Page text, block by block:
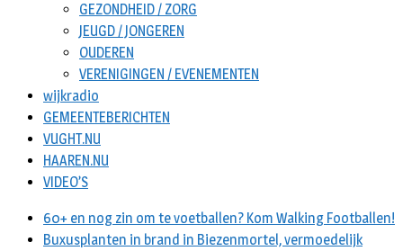
GEZONDHEID / ZORG
JEUGD / JONGEREN
OUDEREN
VERENIGINGEN / EVENEMENTEN
wijkradio
GEMEENTEBERICHTEN
VUGHT.NU
HAAREN.NU
VIDEO’S
60+ en nog zin om te voetballen? Kom Walking Footballen!
Buxusplanten in brand in Biezenmortel, vermoedelijk